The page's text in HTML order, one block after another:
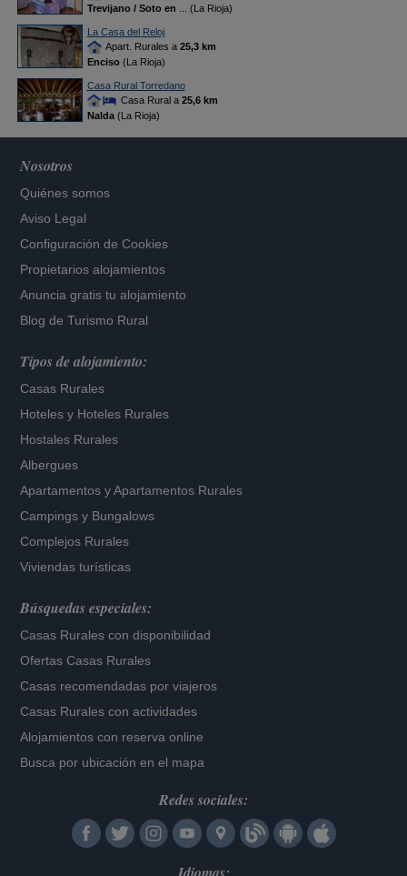
Trevijano / Soto en
... (La Rioja)
La Casa del Reloj
Apart. Rurales a 25,3 km
Enciso(La Rioja)
Casa Rural Torredano
Casa Rural a 25,6 km
Nalda(La Rioja)
Nosotros
Quiénes somos
Aviso Legal
Configuración de Cookies
Propietarios alojamientos
Anuncia gratis tu alojamiento
Blog de Turismo Rural
Tipos de alojamiento:
Casas Rurales
Hoteles y Hoteles Rurales
Hostales Rurales
Albergues
Apartamentos yApartamentos Rurales
Campings y Bungalows
Complejos Rurales
Viviendas turísticas
Búsquedas especiales:
Casas Rurales con disponibilidad
Ofertas Casas Rurales
Casas recomendadas por viajeros
Casas Rurales con actividades
Alojamientos con reserva online
Busca por ubicación en el mapa
Redes sociales: